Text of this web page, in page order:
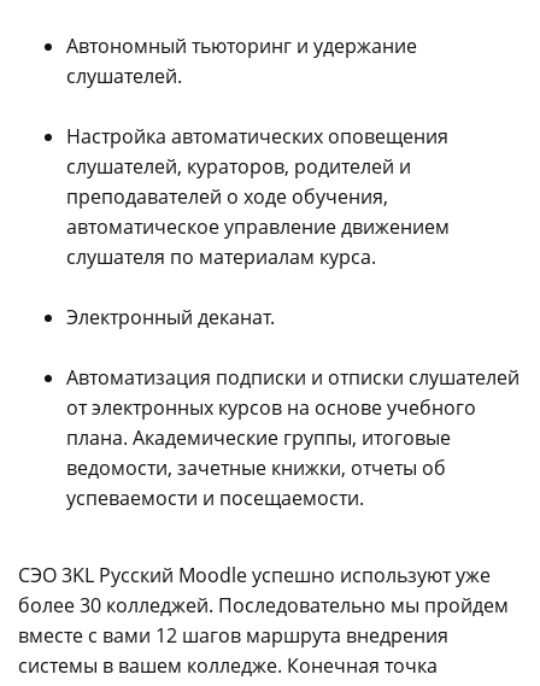
Автономный тьюторинг и удержание
слушателей.
Настройка автоматических оповещения
слушателей, кураторов, родителей и
преподавателей о ходе обучения,
автоматическое управление движением
слушателя по материалам курса.
Электронный деканат.
Автоматизация подписки и отписки слушателей
от электронных курсов на основе учебного
плана. Академические группы, итоговые
ведомости, зачетные книжки, отчеты об
успеваемости и посещаемости.
СЭО 3KL Русский Moodle успешно используют уже
более 30 колледжей. Последовательно мы пройдем
вместе с вами 12 шагов маршрута внедрения
системы в вашем колледже. Конечная точка